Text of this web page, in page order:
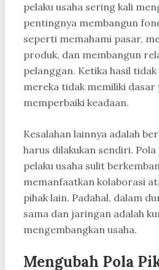
pelaku usaha sering kali
pentingnya membangun
seperti memahami pasar,
produk, dan membangun
pelanggan. Ketika hasil tidak
mereka tidak memiliki dasar
memperbaiki keadaan.
Kesalahan lainnya adalah
harus dilakukan sendiri.
pelaku usaha sulit
memanfaatkan kolaborasi
pihak lain. Padahal, dalam
sama dan jaringan adalah
mengembangkan usaha.
Mengubah Pola